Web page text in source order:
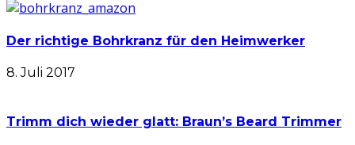
Der richtige Bohrkranz für den Heimwerker
8. Juli 2017
Trimm dich wieder glatt: Braun’s Beard Trimmer